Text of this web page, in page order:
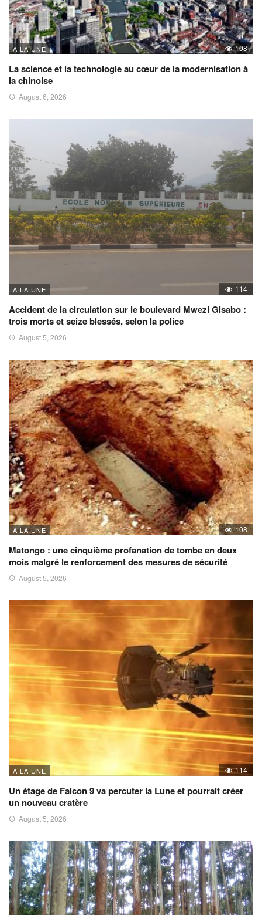
A LA UNE 108
La science et la technologie au cœur de la modernisation à
la chinoise
August 6, 2026
A LA UNE 114
Accident de la circulation sur le boulevard Mwezi Gisabo :
trois morts et seize blessés, selon la police
August 5, 2026
A LA UNE 108
Matongo : une cinquième profanation de tombe en deux
mois malgré le renforcement des mesures de sécurité
August 5, 2026
A LA UNE 114
Un étage de Falcon 9 va percuter la Lune et pourrait créer
un nouveau cratère
August 5, 2026